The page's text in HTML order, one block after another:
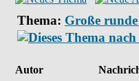
Thema: Große
Autor